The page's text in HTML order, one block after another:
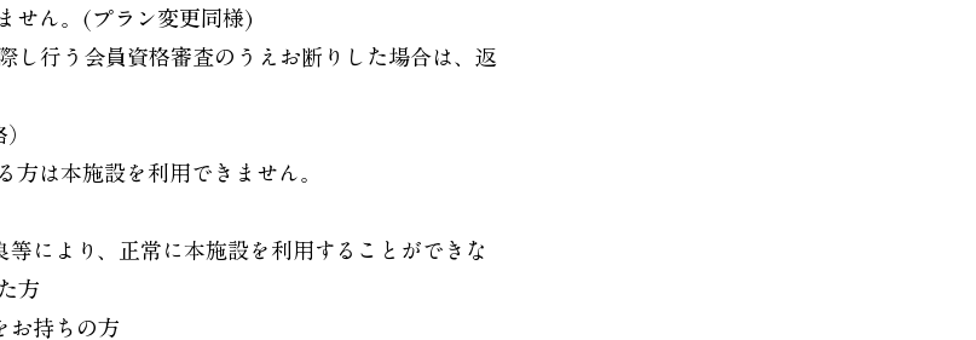
せん。(プラン変更同様)
し行う会員資格審査のうえお断りした場合は、返
方は本施設を利用できません。
により、正常に本施設を利用することができな
方
お持ちの方